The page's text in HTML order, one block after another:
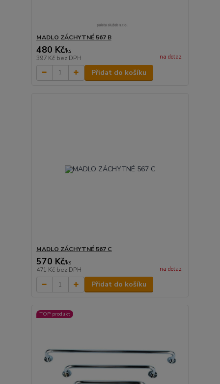
MADLO ZÁCHYTNÉ 567 B
480 Kč/ks
397 Kč bez DPH na dotaz
Přidat do košíku
MADLO ZÁCHYTNÉ 567 C
570 Kč/ks
471 Kč bez DPH na dotaz
Přidat do košíku
TOP produkt